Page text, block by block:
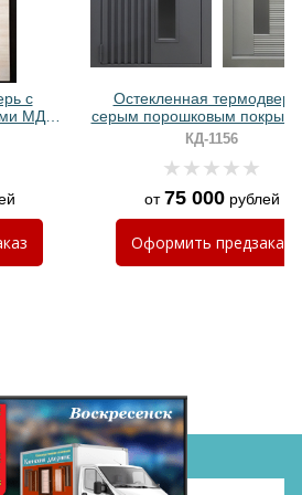
Хочу такую
с
МДФ
Остекленная термодверь
серым порошковым
реечным дизайном
КД-1156
от75 000рублей
Оформить предзаказ